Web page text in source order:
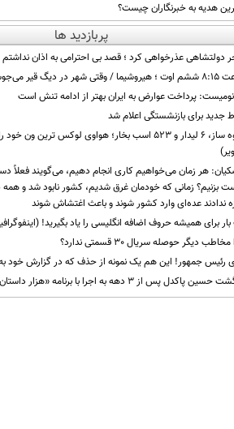
هدیه به خبرنگاران چیست؟
پربازدید ها
دولتشاهی عذرخواهی کرد ؛ قصد بی احترامی به اذان
شهر در دیگ قیر می‌جوشید
پرداخت عوارض به ایران بهتر از ادامه تنش است
جدید برای بازنشستگی اعلام شد
قهوه ساز، 6 لیدار و 523 اسب بخار؛ هواوی لوکس ترین ون
هر زمان می‌خواهیم کاری انجام دهیم، می‌گویند فعلاً
بزنیم؟ زمانی که خودمان غرق شدیم، کشور نابود شد و
ندادند عده‌ای وارد کشور شوند و باعث اغتشاش شوند
برای همیشه حروف اضافه انگلیسی را یاد بگیرید!
دیگر حوصله سریال 30 قسمتی ندارد؟
رئیس جمهور! این هم یک نمونه از حذف که در گزارش خود
پاکدل پس از ۳ دهه به اجرا با برنامه «هزار داستان»